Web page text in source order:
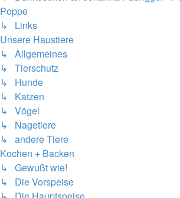
Poppe
↳ Links
Unsere Haustiere
↳ Allgemeines
↳ Tierschutz
↳ Hunde
↳ Katzen
↳ Vögel
↳ Nagetiere
↳ andere Tiere
Kochen + Backen
↳ Gewußt wie!
↳ Die Vorspeise